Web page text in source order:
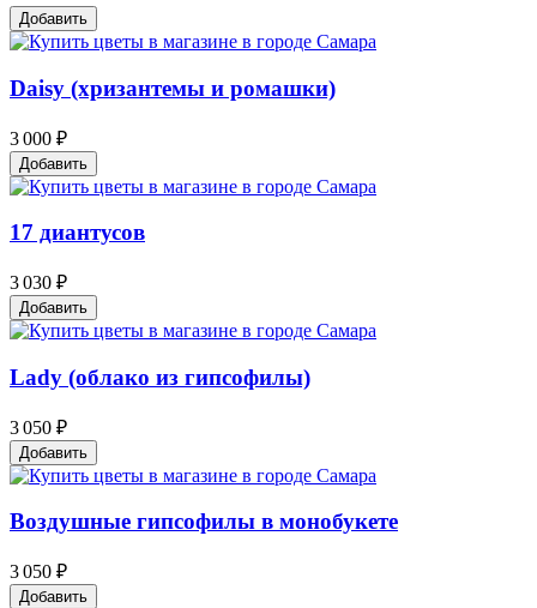
Добавить
Daisy (хризантемы и ромашки)
3 000 ₽
Добавить
17 диантусов
3 030 ₽
Добавить
Lady (облако из гипсофилы)
3 050 ₽
Добавить
Воздушные гипсофилы в монобукете
3 050 ₽
Добавить